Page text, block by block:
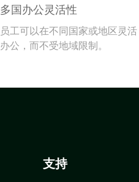
多国办公灵活性
员工可以在不同国家或地区灵活
办公，而不受地域限制。
支持